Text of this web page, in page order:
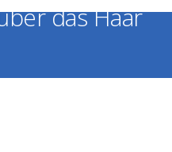
das Haar